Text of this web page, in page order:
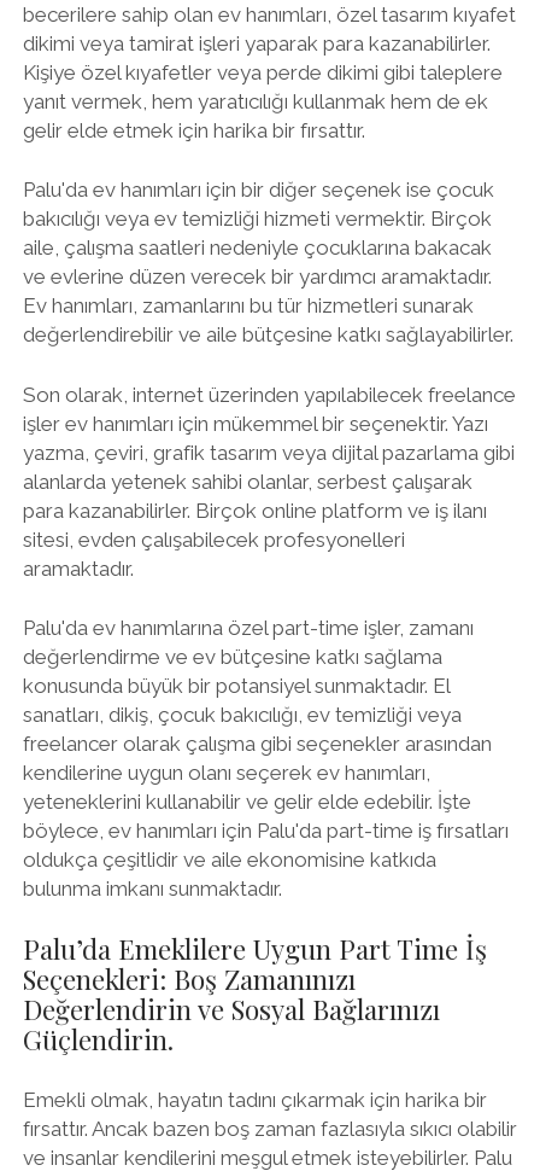
becerilere sahip olan ev hanımları, özel tasarım kıyafet
dikimi veya tamirat işleri yaparak para kazanabilirler.
Kişiye özel kıyafetler veya perde dikimi gibi taleplere
yanıt vermek, hem yaratıcılığı kullanmak hem de ek
gelir elde etmek için harika bir fırsattır.
Palu'da ev hanımları için bir diğer seçenek ise çocuk
bakıcılığı veya ev temizliği hizmeti vermektir. Birçok
aile, çalışma saatleri nedeniyle çocuklarına bakacak
ve evlerine düzen verecek bir yardımcı aramaktadır.
Ev hanımları, zamanlarını bu tür hizmetleri sunarak
değerlendirebilir ve aile bütçesine katkı sağlayabilirler.
Son olarak, internet üzerinden yapılabilecek freelance
işler ev hanımları için mükemmel bir seçenektir. Yazı
yazma, çeviri, grafik tasarım veya dijital pazarlama gibi
alanlarda yetenek sahibi olanlar, serbest çalışarak
para kazanabilirler. Birçok online platform ve iş ilanı
sitesi, evden çalışabilecek profesyonelleri
aramaktadır.
Palu'da ev hanımlarına özel part-time işler, zamanı
değerlendirme ve ev bütçesine katkı sağlama
konusunda büyük bir potansiyel sunmaktadır. El
sanatları, dikiş, çocuk bakıcılığı, ev temizliği veya
freelancer olarak çalışma gibi seçenekler arasından
kendilerine uygun olanı seçerek ev hanımları,
yeteneklerini kullanabilir ve gelir elde edebilir. İşte
böylece, ev hanımları için Palu'da part-time iş fırsatları
oldukça çeşitlidir ve aile ekonomisine katkıda
bulunma imkanı sunmaktadır.
Palu’da Emeklilere Uygun Part Time İş
Seçenekleri: Boş Zamanınızı
Değerlendirin ve Sosyal Bağlarınızı
Güçlendirin.
Emekli olmak, hayatın tadını çıkarmak için harika bir
fırsattır. Ancak bazen boş zaman fazlasıyla sıkıcı olabilir
ve insanlar kendilerini meşgul etmek isteyebilirler. Palu